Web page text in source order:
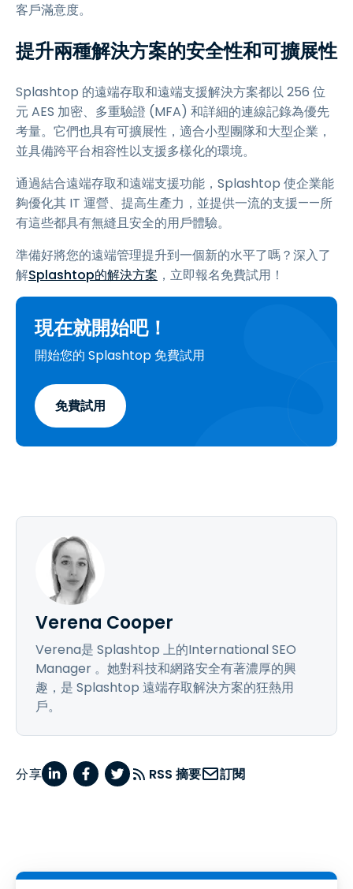
客戶滿意度。
提升兩種解決方案的安全性和可擴展性
Splashtop 的遠端存取和遠端支援解決方案都以 256 位
元 AES 加密、多重驗證 (MFA) 和詳細的連線記錄為優先
考量。它們也具有可擴展性，適合小型團隊和大型企業，
並具備跨平台相容性以支援多樣化的環境。
通過結合遠端存取和遠端支援功能，Splashtop 使企業能
夠優化其 IT 運營、提高生產力，並提供一流的支援——所
有這些都具有無縫且安全的用戶體驗。
準備好將您的遠端管理提升到一個新的水平了嗎？深入了
解Splashtop的解決方案 ，立即報名免費試用！
現在就開始吧！
開始您的 Splashtop 免費試用
免費試用
Verena Cooper
Verena是 Splashtop 上的International SEO
Manager 。她對科技和網路安全有著濃厚的興
趣，是 Splashtop 遠端存取解決方案的狂熱用
戶。
分享 RSS 摘要 訂閱